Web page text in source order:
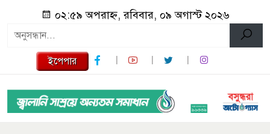
০২:৫৯ অপরাহ্ন, রবিবার, ০৯ অগাস্ট ২০২৬
ইপেপার